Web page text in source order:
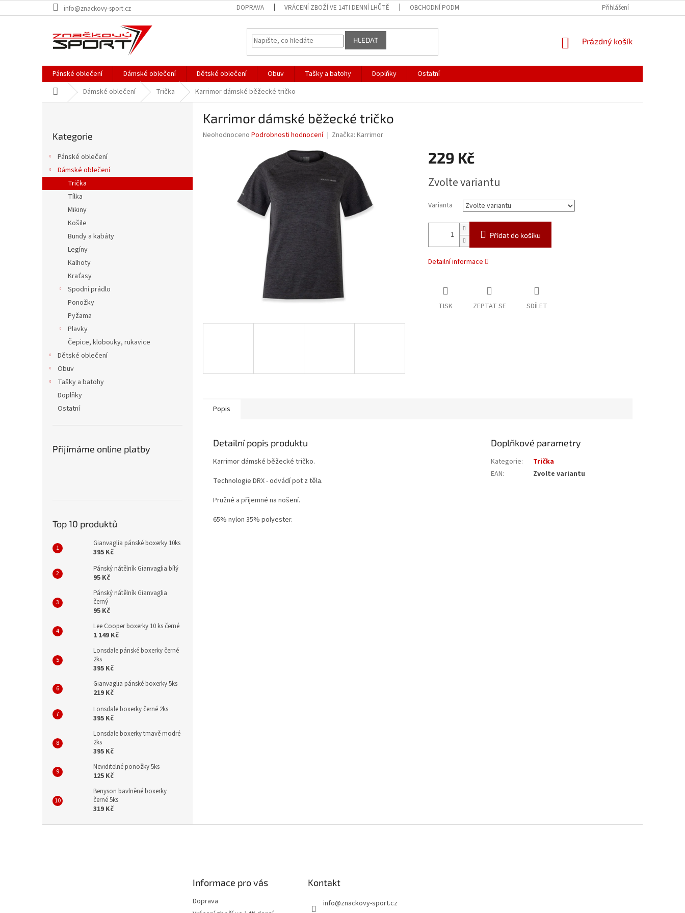
na
info@znackovy-sport.cz DOPRAVA VRÁCENÍ ZBOŽÍ VE 14TI DENNÍ LHŮTĚ OBCHODNÍ PODMÍNKY PODMÍNKY ZPRACOVÁNÍ OSOBNÍCH ÚDAJŮ
Přihlášení
HLEDAT
NÁKUPNÍ
Prázdný košík
Pánské oblečení Dámské oblečení Dětské oblečení Obuv Tašky a batohy Doplňky
Ostatní
Domů Dámské oblečení Trička Karrimor dámské běžecké tričko
n
kategorie
Kategorie
Pánské oblečení
Dámské oblečení
Trička
Tílka
Mikiny
Košile
Bundy a kabáty
Legíny
Kalhoty
Kraťasy
Spodní prádlo
Ponožky
Pyžama
Plavky
Čepice, klobouky, rukavice
Dětské oblečení
Obuv
Tašky a batohy
Doplňky
Ostatní
Přijímáme online platby
Top 10 produktů
Gianvaglia pánské boxerky 10ks
395 Kč
Pánský nátělník Gianvaglia bílý
95 Kč
Pánský nátělník Gianvaglia
černý
95 Kč
Lee Cooper boxerky 10 ks černé
1 149 Kč
Lonsdale pánské boxerky černé
2ks
395 Kč
Gianvaglia pánské boxerky 5ks
219 Kč
Lonsdale boxerky černé 2ks
395 Kč
Lonsdale boxerky tmavě modré
2ks
395 Kč
Neviditelné ponožky 5ks
125 Kč
Benyson bavlněné boxerky
černé 5ks
319 Kč
Karrimor dámské běžecké tričko
Průměrné
Neohodnoceno Podrobnosti hodnocení Značka: Karrimor
229 Kč
cena:
Zvolte variantu
Varianta
Přidat do košíku
Detailní informace
TISK ZEPTAT SE SDÍLET
Popis
Detailní popis produktu
Karrimor dámské běžecké tričko.
Technologie DRX - odvádí pot z těla.
Pružné a příjemné na nošení.
65% nylon 35% polyester.
Doplňkové parametry
Kategorie:
Trička
EAN: Zvolte variantu
Informace pro vás
Doprava
Kontakt
info@znackovy-sport.cz